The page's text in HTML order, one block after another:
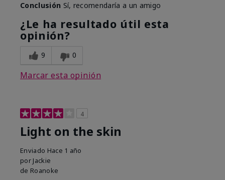
Conclusión Sí, recomendaría a un amigo
¿Le ha resultado útil esta
opinión?
9 0
Marcar esta opinión
4
Light on the skin
Enviado Hace 1 año
por Jackie
de Roanoke